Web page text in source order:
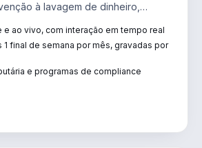
à lavagem de dinheiro,
e ao vivo, com interação em tempo real
1 final de semana por mês, gravadas por
e programas de compliance